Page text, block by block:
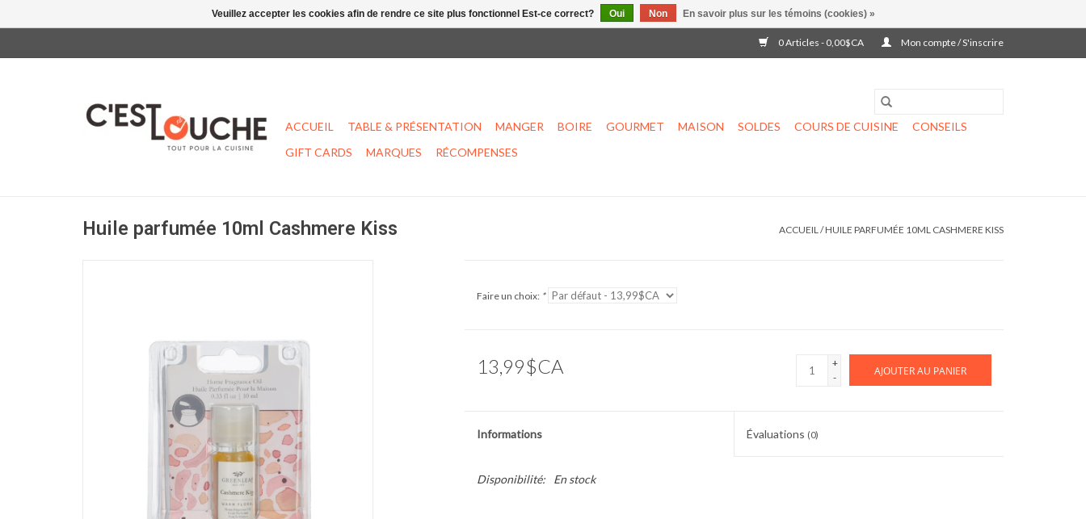
0 Articles - 0,00$CA Mon compte / S'inscrire
ACCUEIL TABLE & PRÉSENTATION MANGER BOIRE GOURMET MAISON SOLDES COURS DE CUISINE
CONSEILS
GIFT CARDS
MARQUES RÉCOMPENSES
Huile parfumée 10ml Cashmere Kiss ACCUEIL/HUILE PARFUMÉE 10ML CASHMERE KISS
Faire un choix: *
13,99$CA
+
-
AJOUTER AU PANIER
Informations Évaluations (0)
Disponibilité: En stock
Veuillez accepter les cookies afin de rendre ce site plus fonctionnel Est-ce correct? Oui Non En savoir plus sur les témoins (cookies) »